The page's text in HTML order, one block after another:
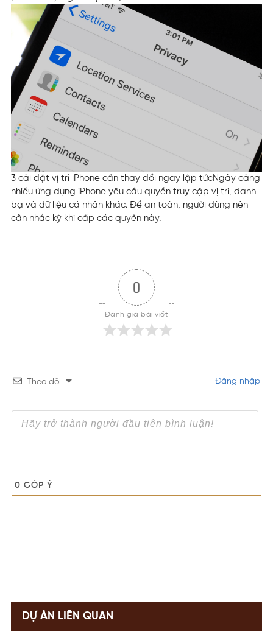
3 cài đặt vị trí iPhone cần thay đổi ngay lập tứcNgày càng
nhiều ứng dụng iPhone yêu cầu quyền truy cập vị trí, danh
bạ và dữ liệu cá nhân khác. Để an toàn, người dùng nên
cân nhắc kỹ khi cấp các quyền này.
0
Đánh giá bài viết
Theo dõi Đăng nhập
0 GÓP Ý
DỰ ÁN LIÊN QUAN